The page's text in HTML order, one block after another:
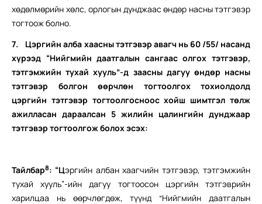
хөдөлмөрийн хөлс, орлогын дунджаас өндөр насны тэтгэвэр
тогтоож болно.
7. Цэргийн алба хаасны тэтгэвэр авагч нь 60 /55/ насанд
хүрээд “Нийгмийн даатгалын сангаас олгох тэтгэвэр,
тэтгэмжийн тухай хууль”-д заасны дагуу өндөр насны
тэтгэвэр болгон өөрчлөн тогтоолгох тохиолдолд
цэргийн тэтгэвэр тогтоолгосноос хойш шимтгэл төлж
ажилласан дараалсан 5 жилийн цалингийн дунджаар
тэтгэвэр тогтоолгож болох эсэх:
Тайлбар8: “Цэргийн албан хаагчийн тэтгэвэр, тэтгэмжийн
тухай хууль”-ийн дагуу тогтоосон цэргийн тэтгэврийн
харилцаа нь өөрчлөгдөж, түүнд “Нийгмийн даатгалын